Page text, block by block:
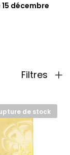
décembre
Filtres
de stock